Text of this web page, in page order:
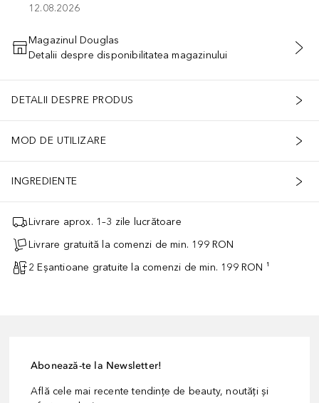
12.08.2026
ADĂUGAȚI ÎN COŞ
Magazinul Douglas
Detalii despre disponibilitatea magazinului
DETALII DESPRE PRODUS
MOD DE UTILIZARE
INGREDIENTE
Livrare aprox. 1–3 zile lucrătoare
Livrare gratuită la comenzi de min. 199 RON
2 Eșantioane gratuite la comenzi de min. 199 RON ¹
Abonează-te la Newsletter!
Află cele mai recente tendințe de beauty, noutăți și